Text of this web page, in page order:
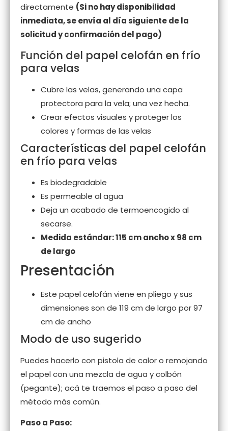
directamente (Si no hay disponibilidad
inmediata, se envía al día siguiente de la
solicitud y confirmación del pago)
Función del papel celofán en frío
para velas
Cubre las velas, generando una capa
protectora para la vela; una vez hecha.
Crear efectos visuales y proteger los
colores y formas de las velas
Características del papel celofán
en frío para velas
Es biodegradable
Es permeable al agua
Deja un acabado de termoencogido al
secarse.
Medida estándar: 115 cm ancho x 98 cm
de largo
Presentación
Este papel celofán viene en pliego y sus
dimensiones son de 119 cm de largo por 97
cm de ancho
Modo de uso sugerido
Puedes hacerlo con pistola de calor o remojando
el papel con una mezcla de agua y colbón
(pegante); acá te traemos el paso a paso del
método más común.
Paso a Paso: